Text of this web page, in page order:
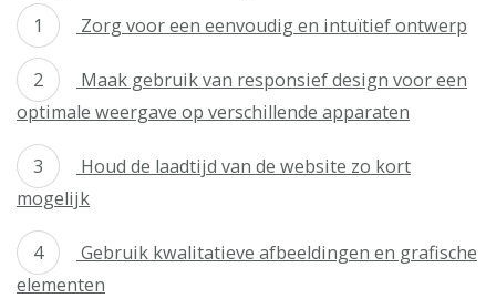
Zorg voor een eenvoudig en intuïtief ontwerp
Maak gebruik van responsief design voor een
optimale weergave op verschillende apparaten
Houd de laadtijd van de website zo kort
mogelijk
Gebruik kwalitatieve afbeeldingen en grafische
elementen